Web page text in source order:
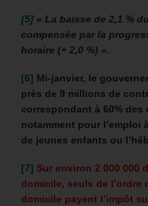
[5] « La baisse de 2,1 %
compensée par la
horaire (+ 2,0 %) ».
[6] Mi-janvier, le
près de 9 millions de
correspondant à 60%
notamment pour l’emploi
de jeunes enfants ou
[7] Sur environ 2 000 000
domicile, seuls de l’ordre
domicile payent l’impôt